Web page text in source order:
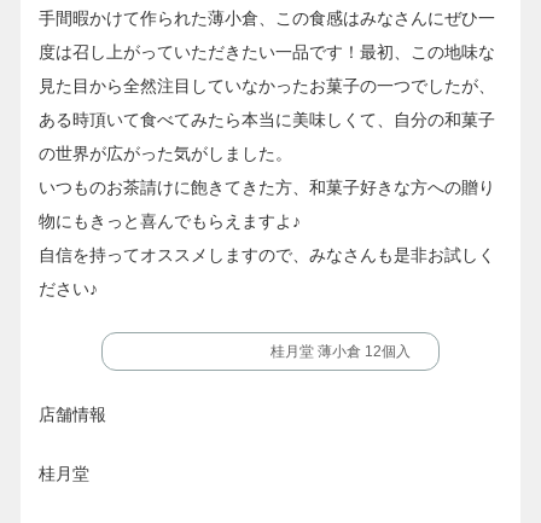
手間暇かけて作られた薄小倉、この食感はみなさんにぜひ一
度は召し上がっていただきたい一品です！最初、この地味な
見た目から全然注目していなかったお菓子の一つでしたが、
ある時頂いて食べてみたら本当に美味しくて、自分の和菓子
の世界が広がった気がしました。
いつものお茶請けに飽きてきた方、和菓子好きな方への贈り
物にもきっと喜んでもらえますよ♪
自信を持ってオススメしますので、みなさんも是非お試しく
ださい♪
桂月堂 薄小倉 12個入
店舗情報
桂月堂